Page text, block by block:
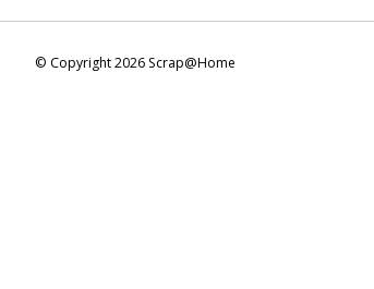
© Copyright 2026 Scrap@Home